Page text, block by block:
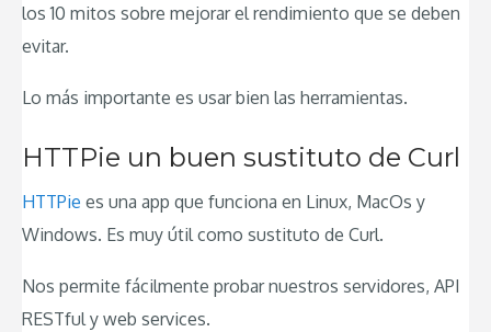
los 10 mitos sobre mejorar el rendimiento que se deben
evitar.
Lo más importante es usar bien las herramientas.
HTTPie un buen sustituto de Curl
HTTPie es una app que funciona en Linux, MacOs y
Windows. Es muy útil como sustituto de Curl.
Nos permite fácilmente probar nuestros servidores, API
RESTful y web services.